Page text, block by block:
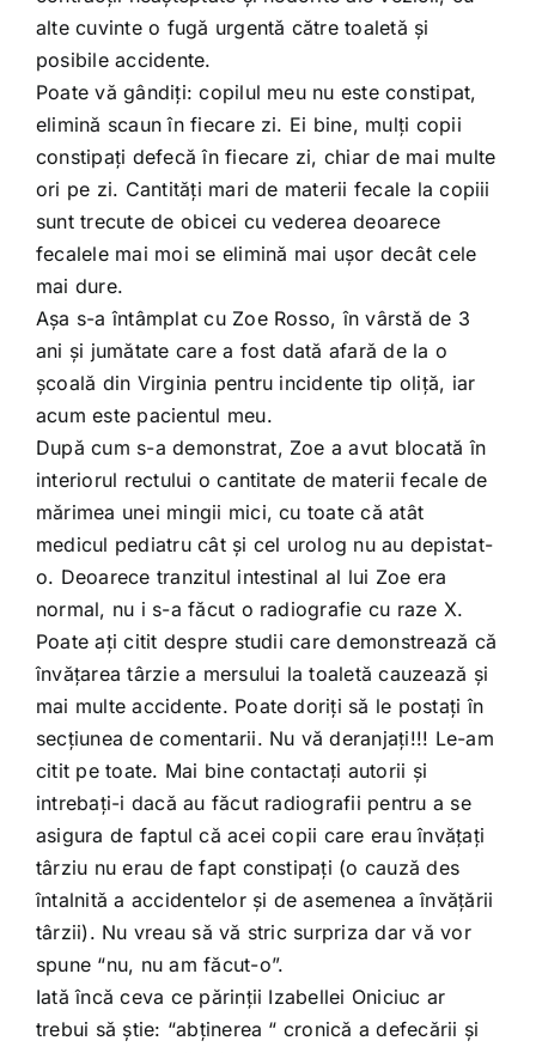
alte cuvinte o fugă urgentă către toaletă şi
posibile accidente.
Poate vă gândiţi: copilul meu nu este constipat,
elimină scaun în fiecare zi. Ei bine, mulţi copii
constipaţi defecă în fiecare zi, chiar de mai multe
ori pe zi. Cantităţi mari de materii fecale la copiii
sunt trecute de obicei cu vederea deoarece
fecalele mai moi se elimină mai uşor decât cele
mai dure.
Aşa s-a întâmplat cu Zoe Rosso, în vârstă de 3
ani şi jumătate care a fost dată afară de la o
şcoală din Virginia pentru incidente tip oliţă, iar
acum este pacientul meu.
După cum s-a demonstrat, Zoe a avut blocată în
interiorul rectului o cantitate de materii fecale de
mărimea unei mingii mici, cu toate că atât
medicul pediatru cât şi cel urolog nu au depistat-
o. Deoarece tranzitul intestinal al lui Zoe era
normal, nu i s-a făcut o radiografie cu raze X.
Poate aţi citit despre studii care demonstrează că
învăţarea târzie a mersului la toaletă cauzează şi
mai multe accidente. Poate doriţi să le postaţi în
secţiunea de comentarii. Nu vă deranjaţi!!! Le-am
citit pe toate. Mai bine contactaţi autorii şi
intrebaţi-i dacă au făcut radiografii pentru a se
asigura de faptul că acei copii care erau învăţaţi
târziu nu erau de fapt constipaţi (o cauză des
întalnită a accidentelor şi de asemenea a învăţării
târzii). Nu vreau să vă stric surpriza dar vă vor
spune “nu, nu am făcut-o”.
Iată încă ceva ce părinţii Izabellei Oniciuc ar
trebui să ştie: “abţinerea “ cronică a defecării şi